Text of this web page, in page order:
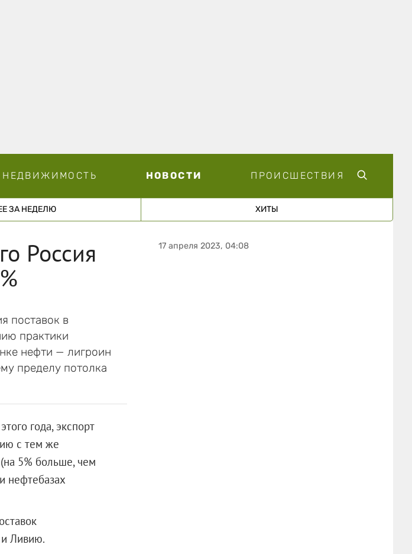
НЕДВИЖИМОСТЬ НОВОСТИ ПРОИСШЕСТВИЯ
ЗА НЕДЕЛЮ ХИТЫ
Россия
поставок в
практики
нефти — лигроин
пределу потолка
года, экспорт
с тем же
5% больше, чем
нефтебазах
и Ливию.
17 апреля 2023, 04:08